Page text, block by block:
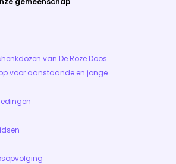
van De Roze Doos
voor aanstaande en jonge